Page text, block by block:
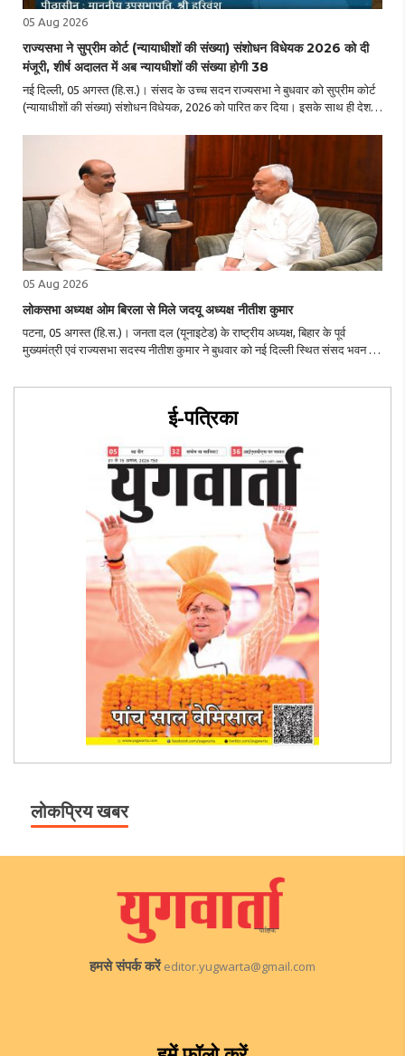
05 Aug 2026
राज्यसभा ने सुप्रीम कोर्ट (न्यायाधीशों की संख्या) संशोधन विधेयक 2026 को दी
मंजूरी, शीर्ष अदालत में अब न्यायधीशों की संख्या होगी 38
नई दिल्ली, 05 अगस्त (हि.स.)। संसद के उच्च सदन राज्यसभा ने बुधवार को सुप्रीम कोर्ट
(न्यायाधीशों की संख्या) संशोधन विधेयक, 2026 को पारित कर दिया। इसके साथ ही देश के
05 Aug 2026
लोकसभा अध्यक्ष ओम बिरला से मिले जदयू अध्यक्ष नीतीश कुमार
पटना, 05 अगस्त (हि.स.)। जनता दल (यूनाइटेड) के राष्ट्रीय अध्यक्ष, बिहार के पूर्व
मुख्यमंत्री एवं राज्यसभा सदस्य नीतीश कुमार ने बुधवार को नई दिल्ली स्थित संसद भवन में
ई-पत्रिका
लोकप्रिय खबर
हमसे संपर्क करें editor.yugwarta@gmail.com